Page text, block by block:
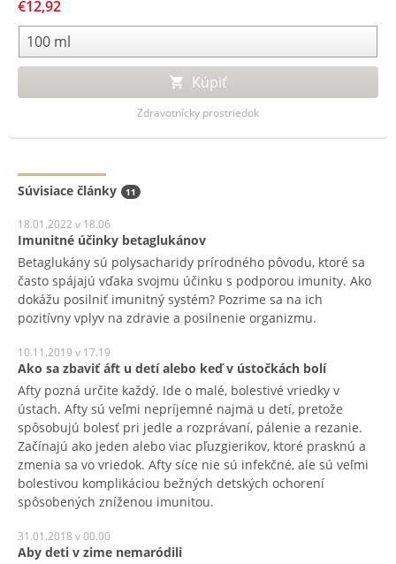
€12,92
Kúpiť
Zdravotnícky prostriedok
Súvisiace články 11
18.01.2022 v 18.06
Imunitné účinky betaglukánov
Betaglukány sú polysacharidy prírodného pôvodu, ktoré sa
často spájajú vďaka svojmu účinku s podporou imunity. Ako
dokážu posilniť imunitný systém? Pozrime sa na ich
pozitívny vplyv na zdravie a posilnenie organizmu.
10.11.2019 v 17.19
Ako sa zbaviť áft u detí alebo keď v ústočkách bolí
Afty pozná určite každý. Ide o malé, bolestivé vriedky v
ústach. Afty sú veľmi nepríjemné najmä u detí, pretože
spôsobujú bolesť pri jedle a rozprávaní, pálenie a rezanie.
Začínajú ako jeden alebo viac pľuzgierikov, ktoré prasknú a
zmenia sa vo vriedok. Afty síce nie sú infekčné, ale sú veľmi
bolestivou komplikáciou bežných detských ochorení
spôsobených zníženou imunitou.
31.01.2018 v 00.00
Aby deti v zime nemaródili